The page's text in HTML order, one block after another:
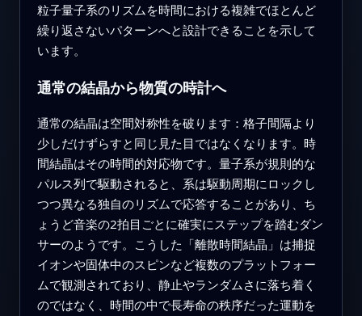
粒子量子系のリズムを時間における複雑でほとんど
繰り返さないパターンへと設計できることを示して
います。
通常の結晶から物質の時計へ
通常の結晶は空間対称性を破ります：格子間隔より
少しだけずらすと同じ見た目ではなくなります。時
間結晶はその時間的対応物です。量子系が規則的な
パルス列で駆動されると、系は駆動周期にロックし
つつ異なる独自のリズムで応答することがあり、ち
ょうど音楽の2拍目ごとに確実にステップを踏むダン
サーのようです。こうした「離散時間結晶」は捕捉
イオンや固体中のスピンなど複数のプラットフォー
ムで観測されており、静止やランダムさに落ち着く
のではなく、時間の中で長寿命の秩序だった運動を